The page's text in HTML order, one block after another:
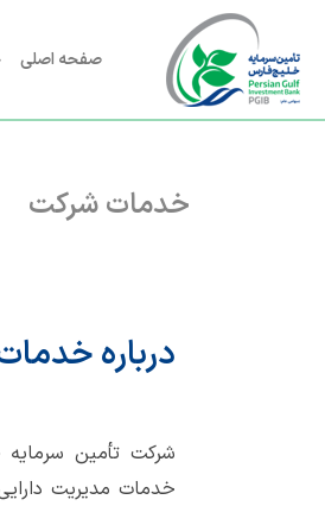
صفحه اصلی
خدماتشرکت
درباره
شرکت تأمین
خدمات مدیریت